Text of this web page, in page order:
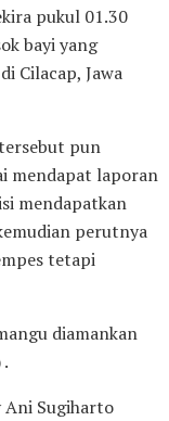
pukul 01.30
bayi yang
Cilacap, Jawa
pun
mendapat laporan
mendapatkan
perutnya
tetapi
diamankan
Ani Sugiharto